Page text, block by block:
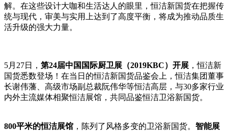
解。在这些设计大咖和生活达人的眼里，恒洁新国货在把握传
统与现代，审美与实用上达到了高度平衡，将成为推动品质生
活升级的强大力量。
5月27日， 第24届中国国际厨卫展（2019KBC）开展 ，恒洁新
国货悉数登场！在当日的恒洁新国货品鉴会上，恒洁集团董事
长谢伟藩、高级市场副总裁阮伟华等恒洁高层，与30多家行业
内外主流媒体相聚恒洁展馆，共同品鉴恒洁卫浴新国货。
800平米的恒洁展馆 ，陈列了风格多变的卫浴新国货。 智能展